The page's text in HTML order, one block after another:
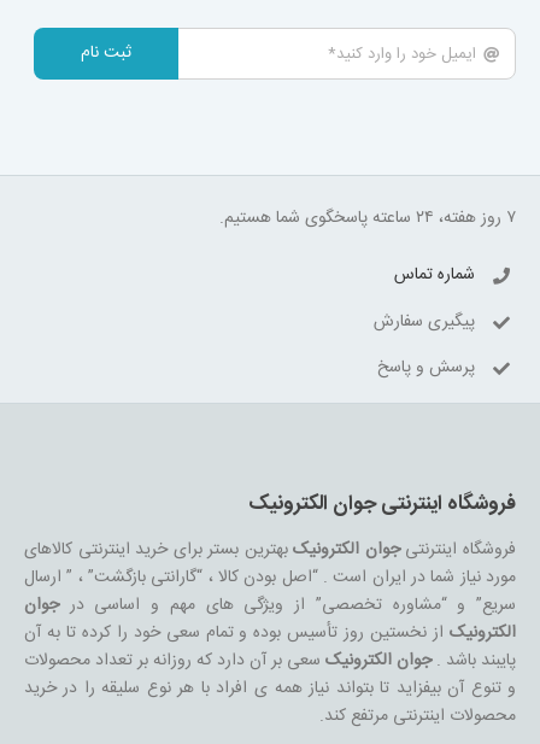
ثبت نام
۷ روز هفته، ۲۴ ساعته پاسخگوی شما هستیم.
شماره تماس
پیگیری سفارش
پرسش و پاسخ
فروشگاه اینترنتی جوان الکترونیک
فروشگاه اینترنتیجوان الکترونیکبهترین بستر برای خرید اینترنتی کالاهای
مورد نیاز شما در ایران است . “اصل بودن کالا ، “گارانتی بازگشت” ، ” ارسال
سریع” و “مشاوره تخصصی” از ویژگی های مهم و اساسی درجوان
الکترونیکاز نخستین روز تأسیس بوده و تمام سعی خود را کرده تا به آن
پایبند باشد .جوان الکترونیکسعی بر آن دارد که روزانه بر تعداد محصولات
و تنوع آن بیفزاید تا بتواند نیاز همه ی افراد با هر نوع سلیقه را در خرید
محصولات اینترنتی مرتفع کند.